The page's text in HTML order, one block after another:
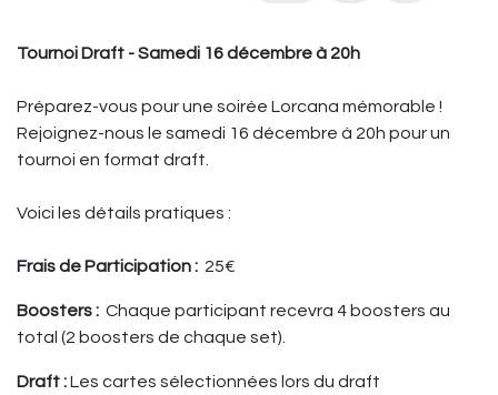
Tournoi Draft - Samedi 16 décembre à 20h
Préparez-vous pour une soirée Lorcana mémorable !
Rejoignez-nous le samedi 16 décembre à 20h pour un
tournoi en format draft.
Voici les détails pratiques :
Frais de Participation : 25€
Boosters : Chaque participant recevra 4 boosters au
total (2 boosters de chaque set).
Draft :Les cartes sélectionnées lors du draft